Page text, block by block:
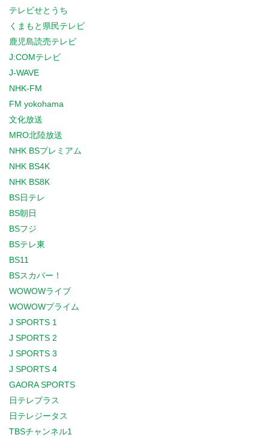
テレビせとうち
くまもと県民テレビ
鹿児島読売テレビ
J:COMテレビ
J-WAVE
NHK-FM
FM yokohama
文化放送
MRO北陸放送
NHK BSプレミアム
NHK BS4K
NHK BS8K
BS日テレ
BS朝日
BSフジ
BSテレ東
BS11
BSスカパー！
WOWOWライブ
WOWOWプライム
J SPORTS 1
J SPORTS 2
J SPORTS 3
J SPORTS 4
GAORA SPORTS
日テレプラス
日テレジータス
TBSチャンネル1